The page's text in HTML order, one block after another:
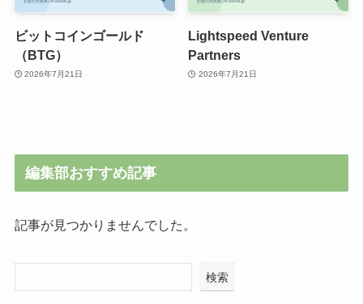
ビットコインゴールド
（BTG）
2026年7月21日
Lightspeed Venture
Partners
2026年7月21日
編集部おすすめ記事
記事が見つかりませんでした。
検索